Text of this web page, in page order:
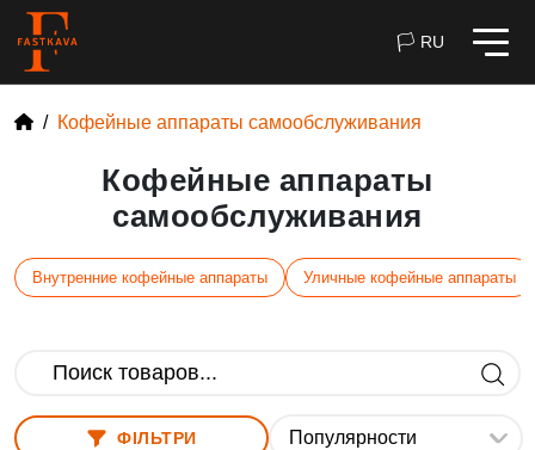
🏳 RU
Кофейные аппараты самообслуживания
Кофейные аппараты
самообслуживания
Внутренние кофейные аппараты Уличные кофейные аппараты
ФІЛЬТРИ